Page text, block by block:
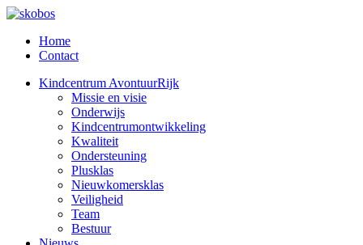
Home
Contact
Kindcentrum AvontuurRijk
Missie en visie
Onderwijs
Kindcentrumontwikkeling
Kwaliteit
Ondersteuning
Plusklas
Nieuwkomersklas
Veiligheid
Team
Bestuur